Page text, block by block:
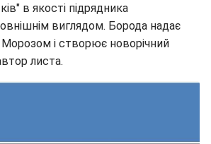
в якості підрядника
виглядом. Борода надає
і створює новорічний
листа.